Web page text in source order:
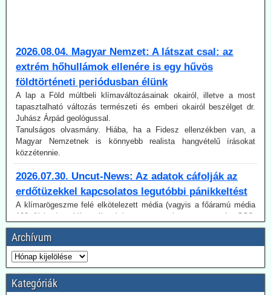
extrém hőhullámok ellenére is egy hűvös
földtörténeti periódusban élünk
A lap a Föld múltbeli klímaváltozásainak okairól, illetve a most
tapasztalható változás természeti és emberi okairól beszélget dr.
Juhász Árpád geológussal.
Tanulságos olvasmány. Hiába, ha a Fidesz ellenzékben van, a
Magyar Nemzetnek is könnyebb realista hangvételű írásokat
közzétennie.
2026.07.30. Uncut-News: Az adatok cáfolják az
erdőtüzekkel kapcsolatos legutóbbi pánikkeltést
A klímarögeszme felé elkötelezett média (vagyis a főáramú média
100 %-ban) a klímaváltozásban, magyarul az antropogén CO2-
kibocsátás növekedésében igyekszik megtalálni (vagy legalábbis az
olvasókkal elhitetni) az erdőtüzek okát. Így van ez az idén is, mint a
korábbi években. A gépezet figyelmen kívül hagyja úgy az emberi
tényezőt, akár a gondatlanságot, akár a szándékos gyújtogatást,
mint a hatósági ideológiavezérelt hozzáállást, amit több
bejegyzésünkben tematizáltunk. De még így is van egy probléma:
Az idén jóval alacsonyabb a tűzesetek száma világszerte, mint a
regisztrálás 2003-as kezdete óta.
Archívum
Kategóriák